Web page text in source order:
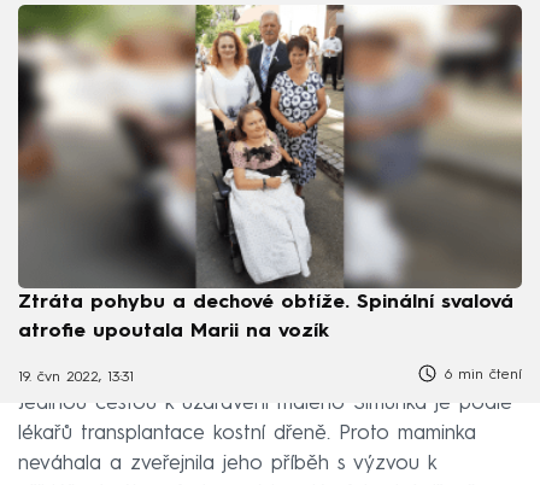
Ztráta pohybu a dechové obtíže. Spinální svalová
atrofie upoutala Marii na vozík
19. čvn 2022, 13:31 6 min čtení
Jedinou cestou k uzdravení malého Šimůnka je podle
lékařů transplantace kostní dřeně. Proto maminka
neváhala a zveřejnila jeho příběh s výzvou k